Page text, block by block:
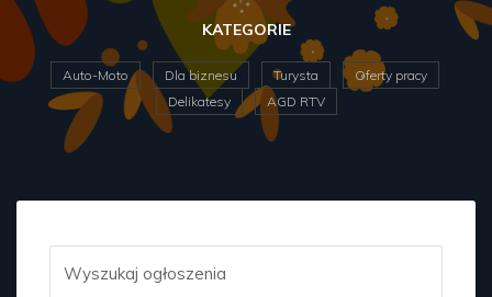
KATEGORIE
Auto-Moto Dla biznesu Turysta
Oferty pracy
Delikatesy
AGD RTV